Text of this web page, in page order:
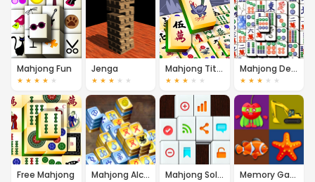
Mahjong Fun
★ ★ ★ ★ ★
Jenga
★ ★ ★ ★ ★
Mahjong Titans
★ ★ ★ ★ ★
Mahjong Deluxe
★ ★ ★ ★ ★
Free Mahjong Mahjong Alchemy Mahjong Solitaire Memory Game